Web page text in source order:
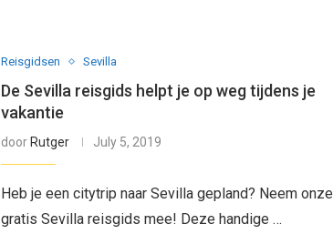
Reisgidsen Sevilla
De Sevilla reisgids helpt je op weg tijdens je
vakantie
door Rutger July 5, 2019
Heb je een citytrip naar Sevilla gepland? Neem onze
gratis Sevilla reisgids mee! Deze handige …